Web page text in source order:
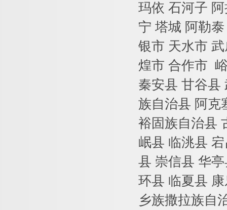
玛依 石河子
宁 塔城 阿勒泰
银市 天水市
煌市 合作市
秦安县 甘谷县
族自治县 阿克
裕固族自治县
岷县 临洮县
县 崇信县 华
环县 临夏县
乡族撒拉族自